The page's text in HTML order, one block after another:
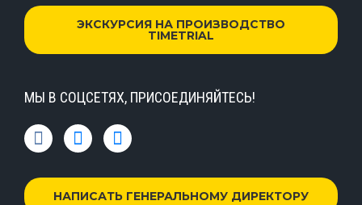
ЭКСКУРСИЯ НА ПРОИЗВОДСТВО
TIMETRIAL
МЫ В СОЦСЕТЯХ, ПРИСОЕДИНЯЙТЕСЬ!
НАПИСАТЬ ГЕНЕРАЛЬНОМУ ДИРЕКТОРУ